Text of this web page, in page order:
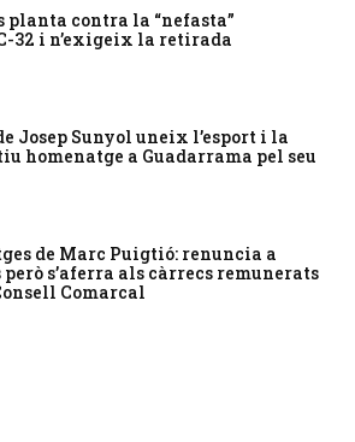
planta contra la “nefasta”
32 i n’exigeix la retirada
Josep Sunyol uneix l’esport i la
homenatge a Guadarrama pel seu
de Marc Puigtió: renuncia a
s’aferra als càrrecs remunerats
Comarcal